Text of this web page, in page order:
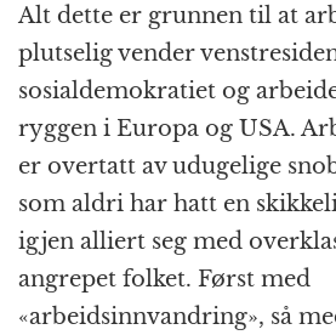
Alt dette er grunnen til at
plutselig vender
sosialdemokratiet og
ryggen i Europa og USA.
er overtatt av udugelige
som aldri har hatt en
igjen alliert seg med
angrepet folket. Først med
«arbeidsinnvandring», så